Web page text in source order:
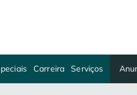
Carreira Serviços